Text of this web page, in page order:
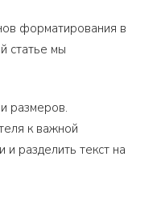
форматирования в
статье мы
размеров.
к важной
разделить текст на